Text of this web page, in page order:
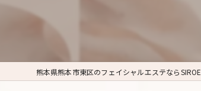
熊本県熊本市東区のフェイシャルエステならSIROE